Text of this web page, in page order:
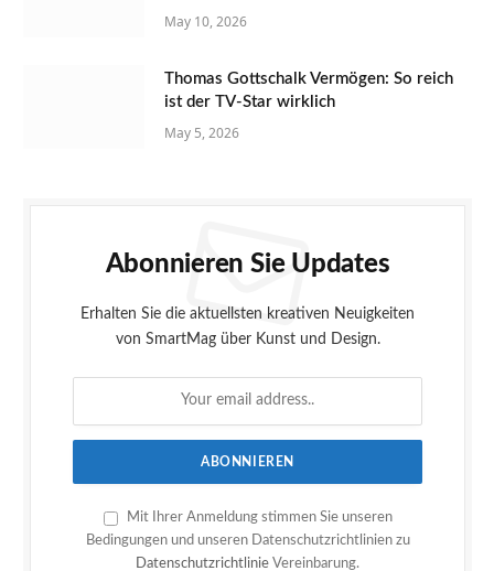
May 10, 2026
Thomas Gottschalk Vermögen: So reich
ist der TV-Star wirklich
May 5, 2026
Abonnieren Sie Updates
Erhalten Sie die aktuellsten kreativen Neuigkeiten
von SmartMag über Kunst und Design.
Mit Ihrer Anmeldung stimmen Sie unseren
Bedingungen und unseren Datenschutzrichtlinien zu
Datenschutzrichtlinie Vereinbarung.